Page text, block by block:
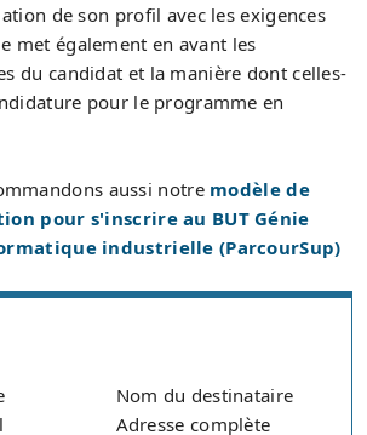
de son profil avec les exigences
met également en avant les
du candidat et la manière dont celles-
pour le programme en
aussi notre modèle de
pour s'inscrire au BUT Génie
industrielle (ParcourSup)
Nom du destinataire
Adresse complète